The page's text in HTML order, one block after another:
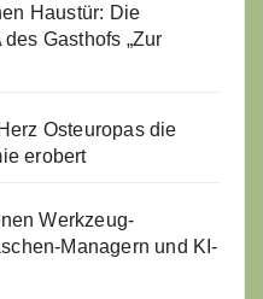
Haustür: Die
Gasthofs „Zur
Osteuropas die
erobert
Werkzeug-
Managern und KI-